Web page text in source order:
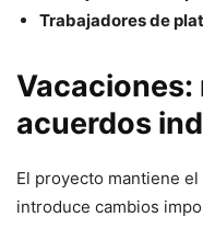
Trabajadores de
acuerdos
El proyecto mantiene
introduce cambios